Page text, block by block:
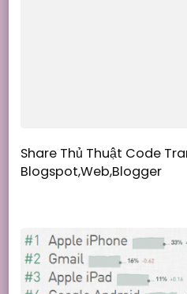
Share Thủ Thuật Code
Blogspot,Web,Blogger